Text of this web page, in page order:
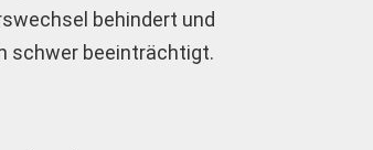
behindert und
schwer beeinträchtigt.